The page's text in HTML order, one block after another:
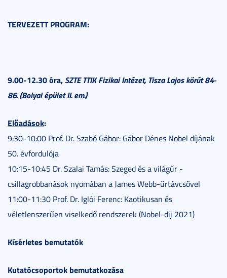
TERVEZETT PROGRAM:
9.00-12.30 óra, SZTE TTIK Fizikai Intézet, Tisza Lajos körút 84-
86. (Bolyai épület II. em.)
Előadások:
9:30-10:00 Prof. Dr. Szabó Gábor: Gábor Dénes Nobel díjának
50. évfordulója
10:15-10:45 Dr. Szalai Tamás: Szeged és a világűr -
csillagrobbanások nyomában a James Webb-űrtávcsővel
11:00-11:30 Prof. Dr. Iglói Ferenc: Kaotikusan és
véletlenszerűen viselkedő rendszerek (Nobel-díj 2021)
Kísérletes bemutatók
Kutatócsoportok bemutatkozása